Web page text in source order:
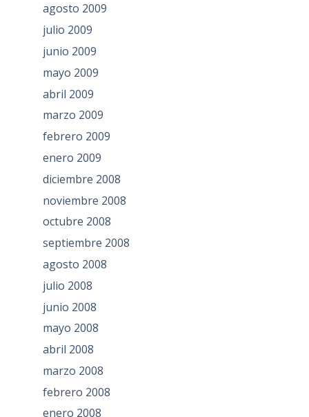
agosto 2009
julio 2009
junio 2009
mayo 2009
abril 2009
marzo 2009
febrero 2009
enero 2009
diciembre 2008
noviembre 2008
octubre 2008
septiembre 2008
agosto 2008
julio 2008
junio 2008
mayo 2008
abril 2008
marzo 2008
febrero 2008
enero 2008